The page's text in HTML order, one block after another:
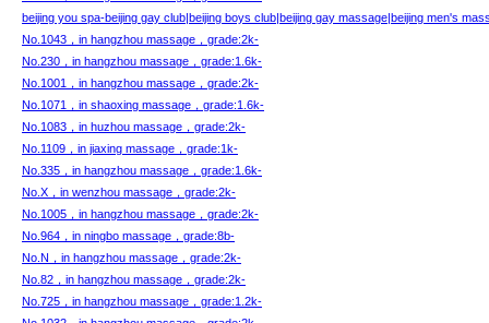
beijing you spa-beijing gay club|beijing boys club|beijing gay massage|beijing men's
No.1043，in hangzhou massage，grade:2k-
No.230，in hangzhou massage，grade:1.6k-
No.1001，in hangzhou massage，grade:2k-
No.1071，in shaoxing massage，grade:1.6k-
No.1083，in huzhou massage，grade:2k-
No.1109，in jiaxing massage，grade:1k-
No.335，in hangzhou massage，grade:1.6k-
No.X，in wenzhou massage，grade:2k-
No.1005，in hangzhou massage，grade:2k-
No.964，in ningbo massage，grade:8b-
No.N，in hangzhou massage，grade:2k-
No.82，in hangzhou massage，grade:2k-
No.725，in hangzhou massage，grade:1.2k-